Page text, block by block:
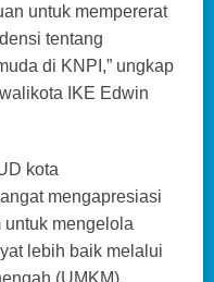
untuk mempererat
tentang
di KNPI,” ungkap
IKE Edwin
kota
mengapresiasi
untuk mengelola
lebih baik melalui
(UMKM).